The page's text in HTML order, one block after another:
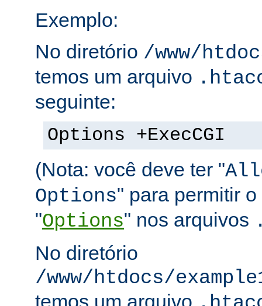
Exemplo:
No diretório /www/
temos um arquivo
seguinte:
Options +ExecCGI
(Nota: você deve ter "
Options" para permitir
"Options" nos arquivos
No diretório
/www/htdocs/
temos um arquivo